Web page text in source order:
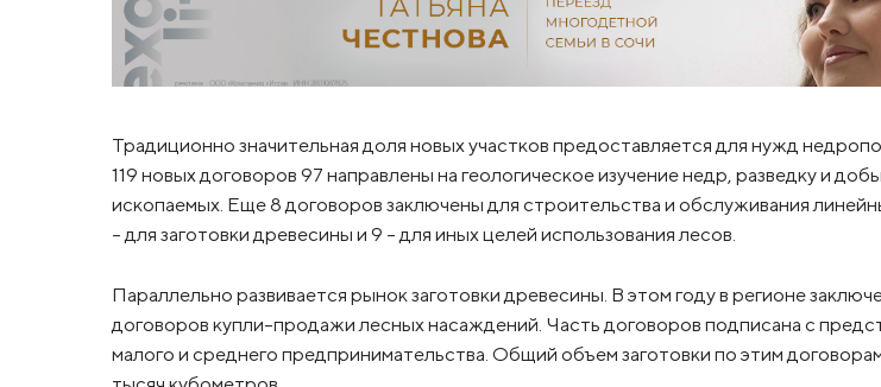
Традиционно значительная доля новых участков предоставляется для нужд
119 новых договоров 97 направлены на геологическое изучение недр, разведку и
ископаемых. Еще 8 договоров заключены для строительства и обслуживания
– для заготовки древесины и 9 – для иных целей использования лесов.
Параллельно развивается рынок заготовки древесины. В этом году в регионе
договоров купли-продажи лесных насаждений. Часть договоров подписана с
малого и среднего предпринимательства. Общий объем заготовки по этим